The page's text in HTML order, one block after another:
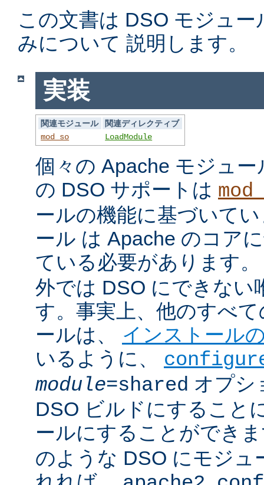
この文書は DSO モジュ
みについて 説明します。
実装
関連モジュール
関連ディレクティブ
mod_so
LoadModule
個々の Apache モジュ
の DSO サポートは
ールの機能に基づいて
ール は Apache のコア
ている必要があります
外では DSO にできない
す。事実上、他のすべ
ールは、 インストール
いるように、
module=shared オプシ
DSO ビルドにすること
ールにすることができ
のような DSO にモジュ